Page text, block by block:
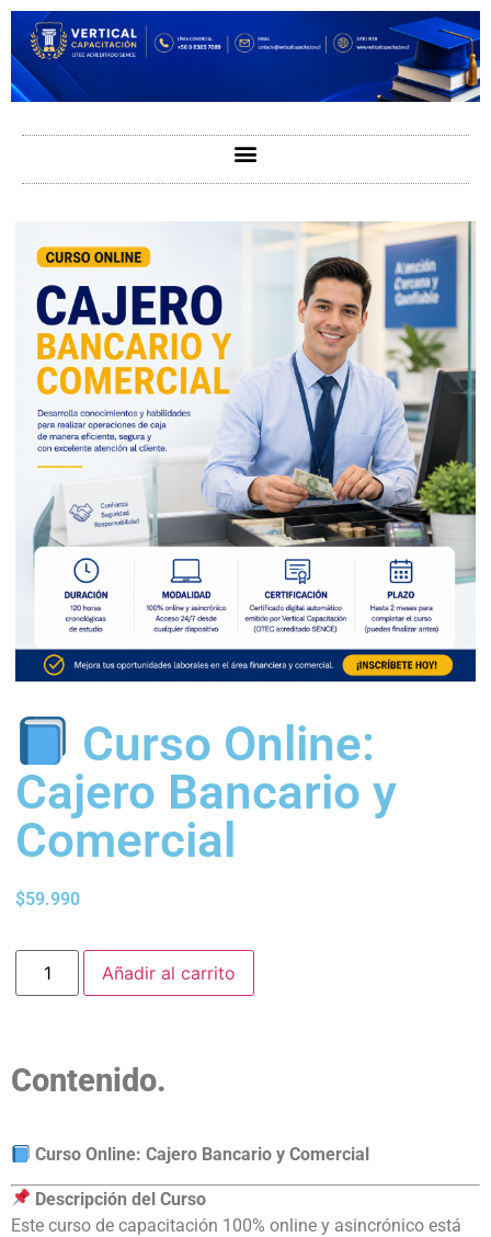
Curso Online:
Cajero Bancario y
Comercial
$59.990
Añadir al carrito
Contenido.
Curso Online: Cajero Bancario y Comercial
Descripción del Curso
Este curso de capacitación 100% online y asincrónico está